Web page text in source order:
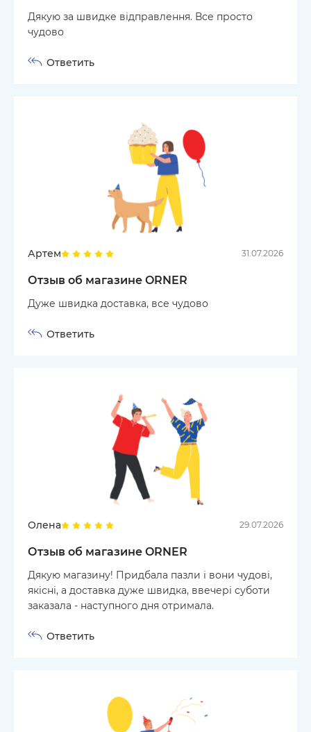
Дякую за швидке відправлення. Все просто
чудово
Ответить
Артем 31.07.2026
Отзыв об магазине ORNER
Дуже швидка доставка, все чудово
Ответить
Олена 29.07.2026
Отзыв об магазине ORNER
Дякую магазину! Придбала пазли і вони чудові,
якісні, а доставка дуже швидка, ввечері суботи
заказала - наступного дня отримала.
Ответить